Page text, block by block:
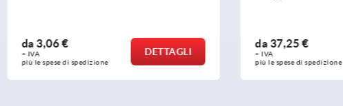
da37,25 €
+ IVA
più le spese di spedizione
DETTAGLI
da7,25 €
+ IVA
più le spese di spedizione